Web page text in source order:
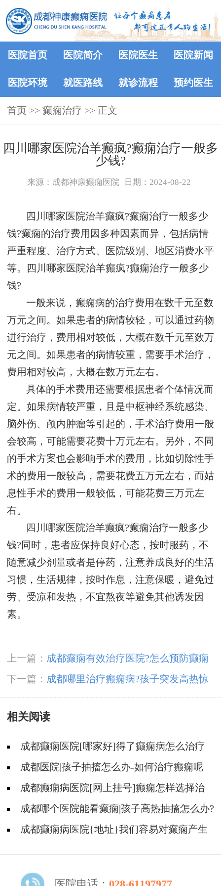
医院首页 医院简介 医院医生 医院新闻
医院环境 就医路线 就诊流程 预约医生
首页 >> 癫痫治疗 >> 正文
四川哪家医院治羊癫疯?癫痫治疗一般多
少钱?
来源：成都神康癫痫医院 日期：2024-08-22
四川哪家医院治羊癫疯?癫痫治疗一般多少
钱?癫痫的治疗费用因多种因素而异，包括病情
严重程度、治疗方式、医院级别、地区消费水平
等。四川哪家医院治羊癫疯?癫痫治疗一般多少
钱?
一般来说，癫痫病的治疗费用在数千元至数
万元之间。如果患者的病情较轻，可以通过药物
进行治疗，费用相对较低，大概在数千元至数万
元之间。如果患者的病情较重，需要手术治疗，
费用相对较高，大概在数万元左右。
具体的手术费用还需要根据患者个体情况而
定。如果病情较严重，且是中枢神经系统感染、
脑外伤、颅内肿瘤等引起的，手术治疗费用一般
会较高，可能需要花费十万元左右。另外，不同
的手术方案也会影响手术的费用，比如切除性手
术的费用一般较高，需要花费五万元左右，而姑
息性手术的费用一般较低，可能花费三万元左
右。
四川哪家医院治羊癫疯?癫痫治疗一般多少
钱?同时，患者应保持良好心态，按时服药，不
随意减少剂量或者是停药，注意养成良好的生活
习惯，生活规律，按时作息，注意保暖，避免过
劳、受凉和发热，不宜熬夜等避免其他诱发因
素。
上一篇： 成都癫痫有效治疗医院?怎么预防癫痫
好?
下一篇： 成都哪里治疗癫痫病?孩子突发高热惊
厥会变成癫痫病吗?
相关阅读
成都癫痫医院[哪家好]得了癫痫病怎么治疗
效果好?
成都医院|孩子抽搐怎么办-如何治疗癫痫呢
成都癫痫病医院[网上挂号]癫痫怎样选择治
疗方式?
成都哪个医院能看癫痫|孩子高热抽搐怎么办?
成都癫痫病医院{地址}我们容易对癫痫产生